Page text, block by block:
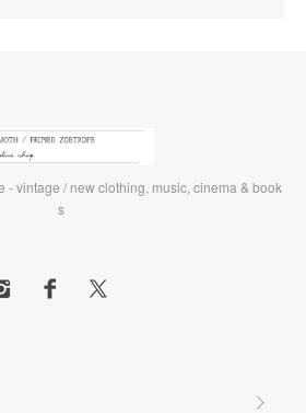
- vintage / new clothing, music, cinema & book
s